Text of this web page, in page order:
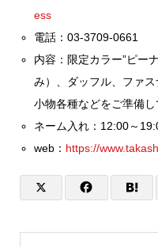
ess
電話：03-3709-0661
内容：限定カラー”ピー
み）、ダッフル、ファス
小物各種などをご準備し
ネーム入れ：12:00～
web： https://